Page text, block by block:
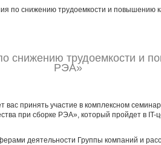
по снижению трудоемкости и повышению
трудоемкости и
РЭА»
вас принять участие в комплексном
при сборке РЭА», который пройдет в IT-
деятельности Группы компаний и